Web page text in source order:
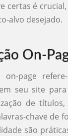
certas é
alvo desejado.
On-
on-page
seu site
de títulos,
chave de
são